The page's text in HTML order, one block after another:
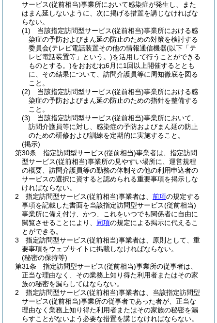
サービス(従前相当)事業所において感染症が発生し、また
はまん延しないように、次に掲げる措置を講じなければな
らない。
(1)
当該指定訪問型サービス(従前相当)事業所における感
染症の予防およびまん延の防止のための対策を検討する
委員会(テレビ電話装置その他の情報通信機器(以下「テ
レビ電話装置等」という。)を活用して行うことができる
ものとする。)をおおむね6月に1回以上開催するととも
に、その結果について、訪問介護員等に周知徹底を図る
こと。
(2)
当該指定訪問型サービス(従前相当)事業所における感
染症の予防およびまん延の防止のための指針を整備する
こと。
(3)
当該指定訪問型サービス(従前相当)事業所において、
訪問介護員等に対し、感染症の予防およびまん延の防止
のための研修および訓練を定期的に実施すること。
(掲示)
第30条
指定訪問型サービス(従前相当)事業者は、指定訪問
型サービス(従前相当)事業所の見やすい場所に、運営規程
の概要、訪問介護員等の勤務の体制その他の利用申込者の
サービスの選択に資すると認められる重要事項を掲示しな
ければならない。
2
指定訪問型サービス(従前相当)事業者は、 前項の規定する
事項を記載した書面を当該指定訪問型サービス(従前相当)
事業所に備え付け、かつ、これをいつでも関係者に自由に
閲覧させることにより、 同項の規定による掲示に代えるこ
とができる。
3
指定訪問型サービス(従前相当)事業者は、原則として、重
要事項をウェブサイトに掲載しなければならない。
(秘密の保持等)
第31条
指定訪問型サービス(従前相当)事業所の従事者は、
正当な理由なく、その業務上知り得た利用者またはその家
族の秘密を漏らしてはならない。
2
指定訪問型サービス(従前相当)事業者は、当該指定訪問型
サービス(従前相当)事業所の従事者であった者が、正当な
理由なく業務上知り得た利用者またはその家族の秘密を漏
らすことがないよう必要な措置を講じなければならない。